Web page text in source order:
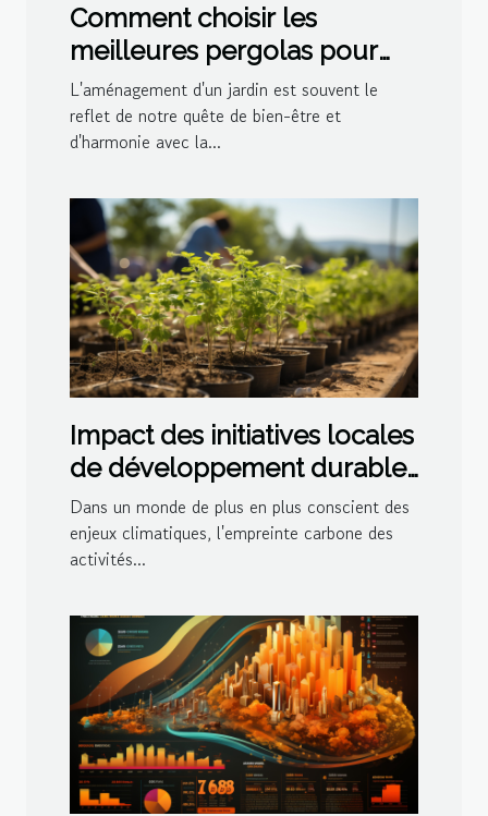
Comment choisir les
meilleures pergolas pour
votre jardin
L'aménagement d'un jardin est souvent le
reflet de notre quête de bien-être et
d'harmonie avec la...
Impact des initiatives locales
de développement durable
sur la réduction de
l'empreinte carbone
Dans un monde de plus en plus conscient des
enjeux climatiques, l'empreinte carbone des
activités...